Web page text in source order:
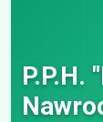
P.P.H.